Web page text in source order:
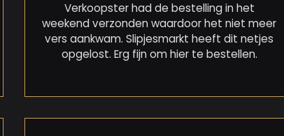
Verkoopster had de bestelling in het
weekend verzonden waardoor het niet meer
vers aankwam. Slipjesmarkt heeft dit netjes
opgelost. Erg fijn om hier te bestellen.